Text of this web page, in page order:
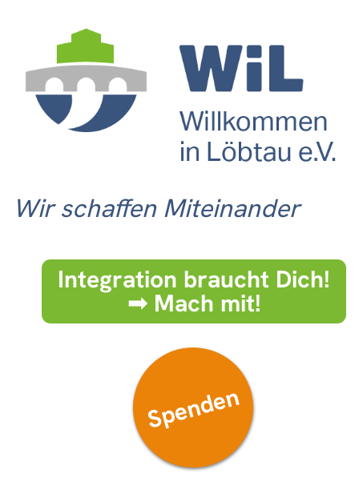
Wir schaffen Miteinander
Integration braucht Dich!
➟ Mach mit!
Spenden